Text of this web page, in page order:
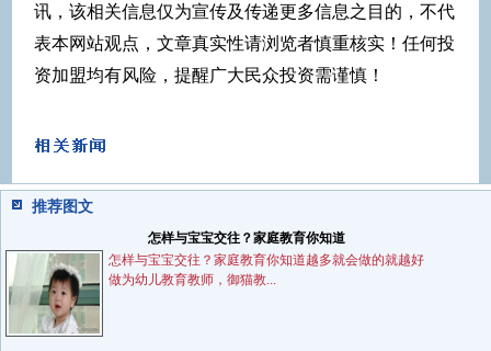
讯，该相关信息仅为宣传及传递更多信息之目的，不代
表本网站观点，文章真实性请浏览者慎重核实！任何投
资加盟均有风险，提醒广大民众投资需谨慎！
推荐图文
怎样与宝宝交往？家庭教育你知道
怎样与宝宝交往？家庭教育你知道越多就会做的就越好
做为幼儿教育教师，御猫教...